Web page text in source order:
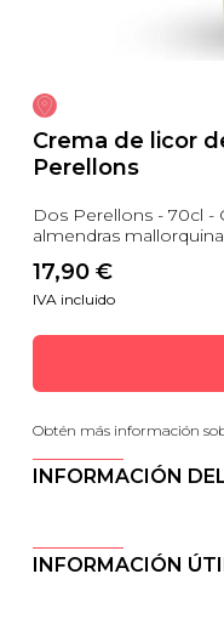
Crema de licor
Perellons
Dos Perellons - 70cl -
almendras
17,90 €
IVA incluido
Obtén más información
INFORMACIÓN
INFORMACIÓN